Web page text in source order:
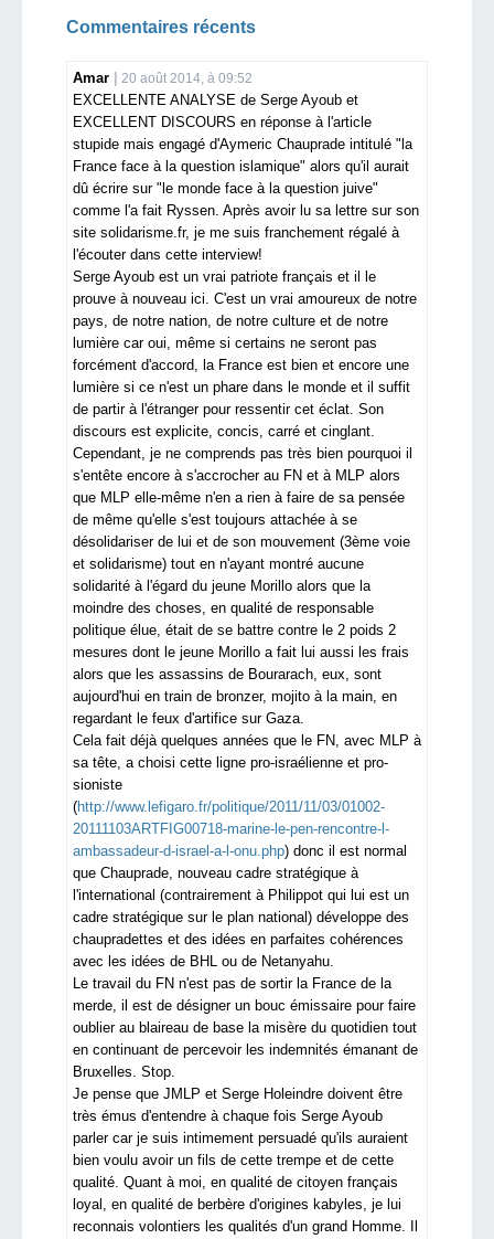
Commentaires récents
Amar 20 août 2014, à 09:52
EXCELLENTE ANALYSE de Serge Ayoub et
EXCELLENT DISCOURS en réponse à l'article
stupide mais engagé d'Aymeric Chauprade intitulé "la
France face à la question islamique" alors qu'il aurait
dû écrire sur "le monde face à la question juive"
comme l'a fait Ryssen. Après avoir lu sa lettre sur son
site solidarisme.fr, je me suis franchement régalé à
l'écouter dans cette interview!
Serge Ayoub est un vrai patriote français et il le
prouve à nouveau ici. C'est un vrai amoureux de notre
pays, de notre nation, de notre culture et de notre
lumière car oui, même si certains ne seront pas
forcément d'accord, la France est bien et encore une
lumière si ce n'est un phare dans le monde et il suffit
de partir à l'étranger pour ressentir cet éclat. Son
discours est explicite, concis, carré et cinglant.
Cependant, je ne comprends pas très bien pourquoi il
s'entête encore à s'accrocher au FN et à MLP alors
que MLP elle-même n'en a rien à faire de sa pensée
de même qu'elle s'est toujours attachée à se
désolidariser de lui et de son mouvement (3ème voie
et solidarisme) tout en n'ayant montré aucune
solidarité à l'égard du jeune Morillo alors que la
moindre des choses, en qualité de responsable
politique élue, était de se battre contre le 2 poids 2
mesures dont le jeune Morillo a fait lui aussi les frais
alors que les assassins de Bourarach, eux, sont
aujourd'hui en train de bronzer, mojito à la main, en
regardant le feux d'artifice sur Gaza.
Cela fait déjà quelques années que le FN, avec MLP à
sa tête, a choisi cette ligne pro-israélienne et pro-
sioniste
(http://www.lefigaro.fr/politique/2011/11/03/01002-
20111103ARTFIG00718-marine-le-pen-rencontre-l-
ambassadeur-d-israel-a-l-onu.php) donc il est normal
que Chauprade, nouveau cadre stratégique à
l'international (contrairement à Philippot qui lui est un
cadre stratégique sur le plan national) développe des
chaupradettes et des idées en parfaites cohérences
avec les idées de BHL ou de Netanyahu.
Le travail du FN n'est pas de sortir la France de la
merde, il est de désigner un bouc émissaire pour faire
oublier au blaireau de base la misère du quotidien tout
en continuant de percevoir les indemnités émanant de
Bruxelles. Stop.
Je pense que JMLP et Serge Holeindre doivent être
très émus d'entendre à chaque fois Serge Ayoub
parler car je suis intimement persuadé qu'ils auraient
bien voulu avoir un fils de cette trempe et de cette
qualité. Quant à moi, en qualité de citoyen français
loyal, en qualité de berbère d'origines kabyles, je lui
reconnais volontiers les qualités d'un grand Homme. Il